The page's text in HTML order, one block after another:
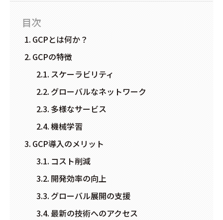
目次
GCPとは何か？
GCPの特徴
スケーラビリティ
グローバルなネットワーク
多様なサービス
機械学習
GCP導入のメリット
コスト削減
開発効率の向上
グローバル展開の支援
最新の技術へのアクセス